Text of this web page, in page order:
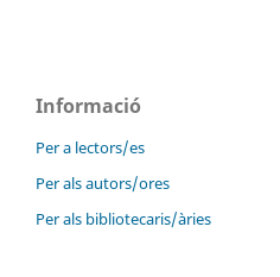
Informació
Per a lectors/es
Per als autors/ores
Per als bibliotecaris/àries